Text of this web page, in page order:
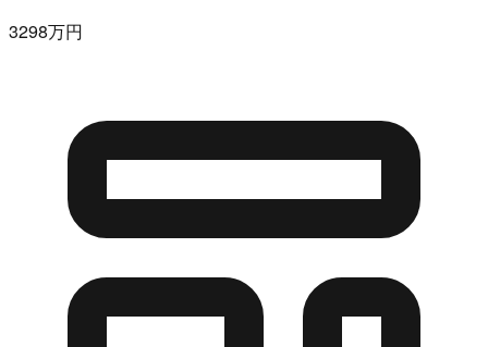
3298万円